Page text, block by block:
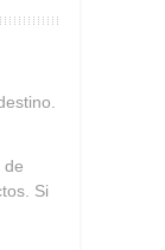
de
Si